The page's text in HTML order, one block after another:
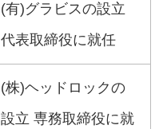
(有)グラビスの設立
代表取締役に就任
(株)ヘッドロックの
設立 専務取締役に就